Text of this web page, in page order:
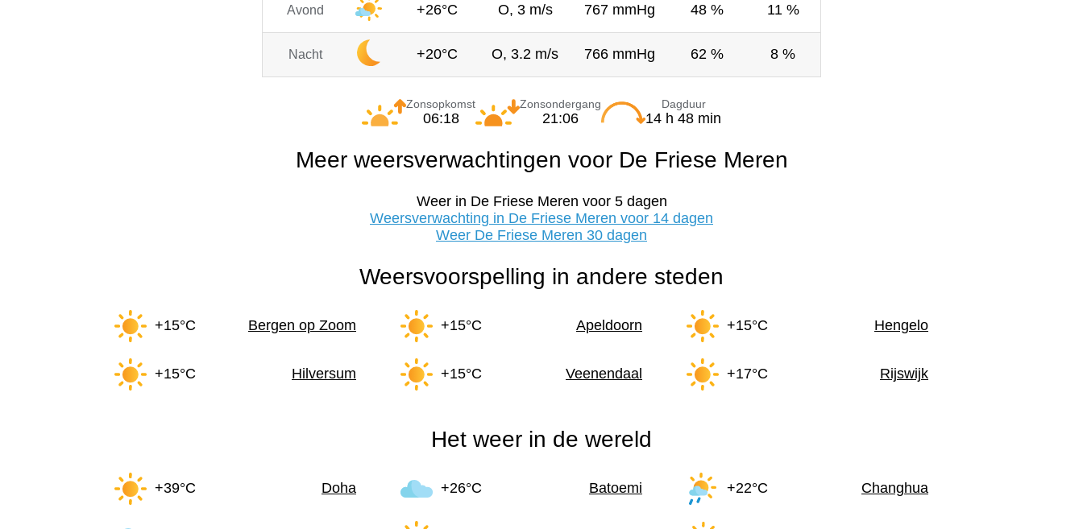
Avond +26°C O, 3 m/s 767 mmHg 48 % 11 %
Nacht +20°C O, 3.2 m/s 766 mmHg 62 % 8 %
Zonsopkomst
06:18
Zonsondergang
21:06
Dagduur
14 h 48 min
Meer weersverwachtingen voor De Friese Meren
Weer in De Friese Meren voor 5 dagen
Weersverwachting in De Friese Meren voor 14 dagen
Weer De Friese Meren 30 dagen
Weersvoorspelling in andere steden
+15°C Bergen op Zoom +15°C Apeldoorn +15°C Hengelo
+15°C Hilversum +15°C Veenendaal +17°C Rijswijk
Het weer in de wereld
+39°C Doha +26°C Batoemi +22°C Changhua